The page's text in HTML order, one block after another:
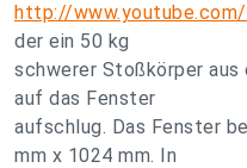
http://
der ein 50 kg
schwerer Stoßkörper aus
auf das Fenster
aufschlug. Das Fenster
mm x 1024 mm. In